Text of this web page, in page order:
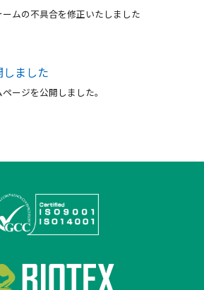
ムの不具合を修正いたしました
ました
ージを公開しました。